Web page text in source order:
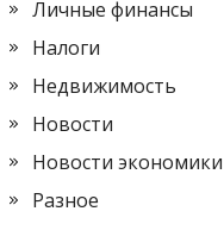
Личные финансы
Налоги
Недвижимость
Новости
Новости экономики
Разное